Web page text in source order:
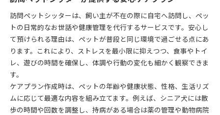
訪問ペットシッターは、飼い主が不在の際に自宅へ訪問し、ペッ
トの日常的なお世話や健康管理を代行するサービスです。安心し
て預けられる理由は、ペットが普段と同じ環境で過ごせる点にあ
ります。これにより、ストレスを最小限に抑えつつ、食事やトイ
レ、遊びの時間を確保し、体調や行動の変化も細かく観察できま
す。
ケアプラン作成時は、ペットの年齢や健康状態、性格、生活リズ
ムに応じて最適な内容を組み立てます。例えば、シニア犬には散
歩の時間や回数を調整し、持病がある場合は薬の管理や動物病院